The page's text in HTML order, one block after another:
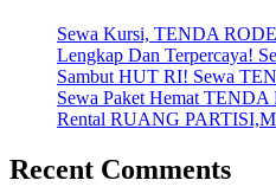
Sewa Kursi, TENDA
Lengkap Dan Terpercaya!
Sambut HUT RI! Sewa
Sewa Paket Hemat
Rental RUANG
Recent Comments